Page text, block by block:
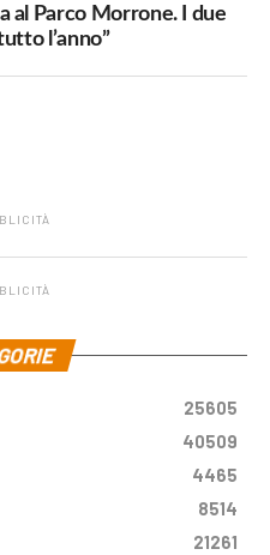
al Parco Morrone. I due
l’anno”
25605
40509
4465
8514
21261